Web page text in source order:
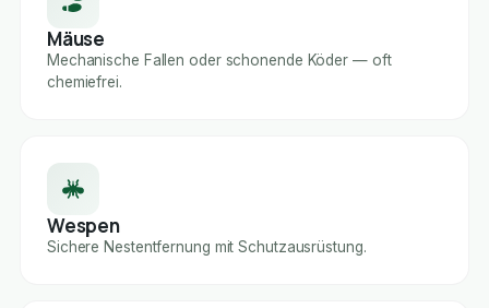
Mäuse
Mechanische Fallen oder schonende Köder — oft
chemiefrei.
Wespen
Sichere Nestentfernung mit Schutzausrüstung.